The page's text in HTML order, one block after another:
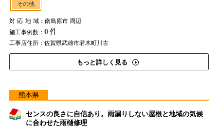
その他
対応地域：南島原市 周辺
施工事例数： 0件
工事店住所：佐賀県武雄市若木町川古
もっと詳しく見る
熊本県
センスの良さに自信あり。雨漏りしない屋根と地域の気候
に合わせた雨樋修理